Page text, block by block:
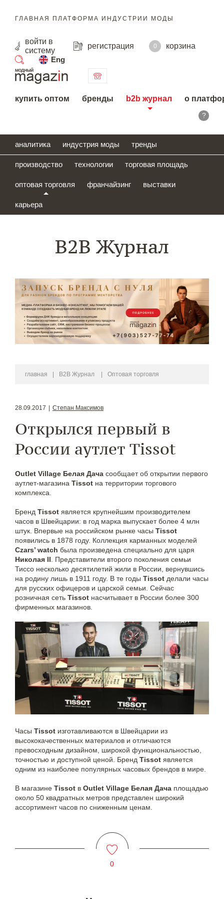
ГЛАВНАЯ ПЛАТФОРМА ИНДУСТРИИ МОДЫ
войти в
систему
регистрация 0
корзина
Eng
поиск
купить оптом бренды b2b журнал о
?
аналитика индустрия моды тренды
производство технологии торговая площадь
оптовая торговля франчайзинг выставки
карьера
B2B Журнал
главная B2B Журнал Оптовая торговля
28.09.2017 Степан Максимов
Открылся первый в
России аутлет Tissot
Outlet Village Белая Дача сообщает об открытии первого
аутлет-магазина Tissot на территории торгового
комплекса.
Бренд Tissot является крупнейшим производителем
часов в Швейцарии: в год марка выпускает более 4 млн
штук. Впервые на российском рынке часы Tissot
появились в 1878 году. Коллекция карманных моделей
Czars’ watch была произведена специально для царя
Николая II . Представители второго поколения семьи
Тиссо несколько десятилетий жили в России, вернувшись
на родину лишь в 1911 году. В те годы Tissot делали часы
для русских офицеров и царской семьи. Сейчас
розничная сеть Tissot насчитывает в России более 300
фирменных магазинов.
Часы Tissot изготавливаются в Швейцарии из
высококачественных материалов и отличаются
превосходным дизайном, широкой функциональностью,
точностью и доступной ценой. Бренд Tissot является
одним из наиболее популярных часовых брендов в мире.
В магазине Tissot в Outlet Village Белая Дача площадью
около 50 квадратных метров представлен широкий
ассортимент часов по сниженным ценам.
0